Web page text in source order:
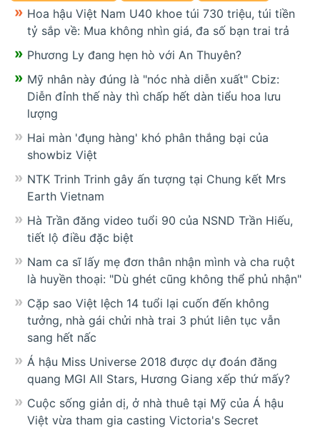
Hoa hậu Việt Nam U40 khoe túi 730 triệu, túi tiền
tỷ sắp về: Mua không nhìn giá, đa số bạn trai trả
Phương Ly đang hẹn hò với An Thuyên?
Mỹ nhân này đúng là "nóc nhà diễn xuất" Cbiz:
Diễn đỉnh thế này thì chấp hết dàn tiểu hoa lưu
lượng
Hai màn 'đụng hàng' khó phân thắng bại của
showbiz Việt
NTK Trinh Trinh gây ấn tượng tại Chung kết Mrs
Earth Vietnam
Hà Trần đăng video tuổi 90 của NSND Trần Hiếu,
tiết lộ điều đặc biệt
Nam ca sĩ lấy mẹ đơn thân nhận mình và cha ruột
là huyền thoại: "Dù ghét cũng không thể phủ nhận"
Cặp sao Việt lệch 14 tuổi lại cuốn đến không
tưởng, nhà gái chửi nhà trai 3 phút liên tục vẫn
sang hết nấc
Á hậu Miss Universe 2018 được dự đoán đăng
quang MGI All Stars, Hương Giang xếp thứ mấy?
Cuộc sống giản dị, ở nhà thuê tại Mỹ của Á hậu
Việt vừa tham gia casting Victoria's Secret